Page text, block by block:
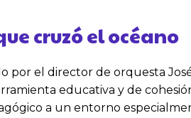
cruzó el océano
el director de orquesta
educativa y de
a un entorno